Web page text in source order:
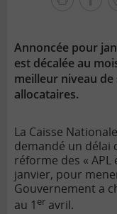
Annoncée pour
est décalée au
meilleur niveau
allocataires.
La Caisse
demandé un délai
réforme des «
janvier, pour
Gouvernement a
au 1 er avril.